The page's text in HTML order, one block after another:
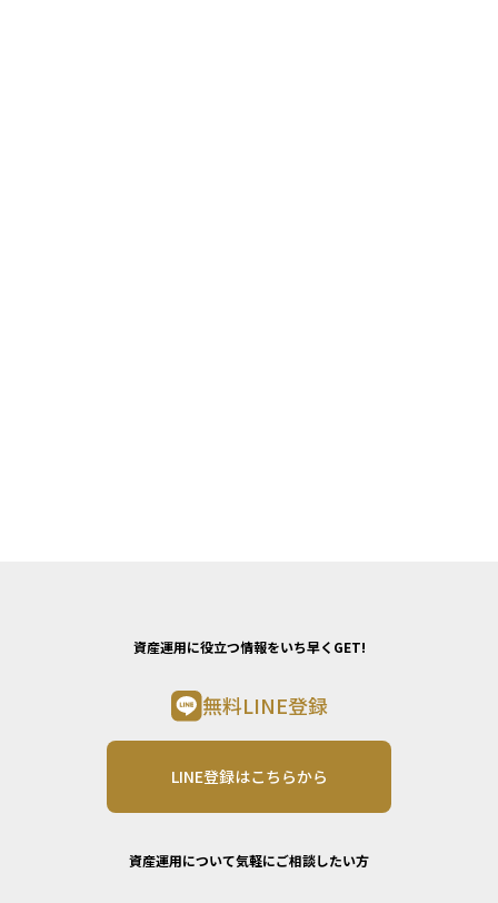
資産運用に役立つ情報をいち早くGET!
無料LINE登録
LINE登録はこちらから
資産運用について気軽にご相談したい方